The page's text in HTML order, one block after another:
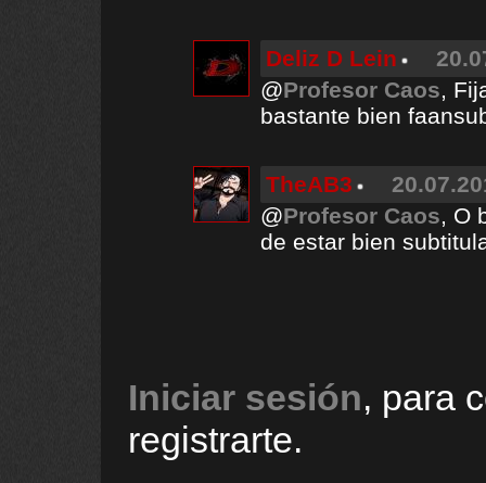
Deliz D Lein
@Profesor Caos,
bastante bien
TheAB3
@Profesor Caos, O
de estar bien
Iniciar sesión, para
registrarte.